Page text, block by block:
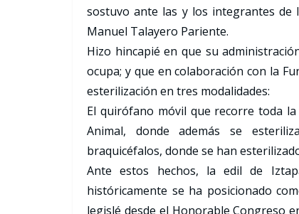
sostuvo ante las y los integrantes de
Manuel Talayero Pariente.
Hizo hincapié en que su
ocupa; y que en colaboración con la
esterilización en tres modalidades:
El quirófano móvil que recorre toda
Animal, donde además se
braquicéfalos, donde se han
Ante estos hechos, la edil de
históricamente se ha posicionado
legislé desde el Honorable Congreso